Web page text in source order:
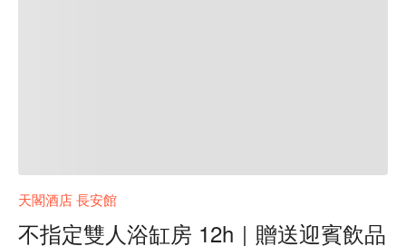
天閣酒店 長安館
不指定雙人浴缸房 12h｜贈送迎賓飲品